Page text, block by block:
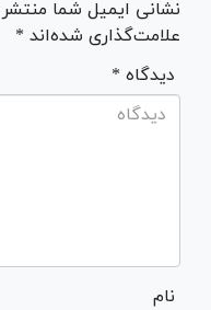
نشانی ایمیل شما
علامت‌گذاری شده‌اند *
* دیدگاه
نام